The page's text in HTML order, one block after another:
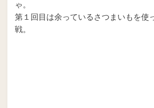
ゃ。
第１回目は余っているさつまいもを使
戦。